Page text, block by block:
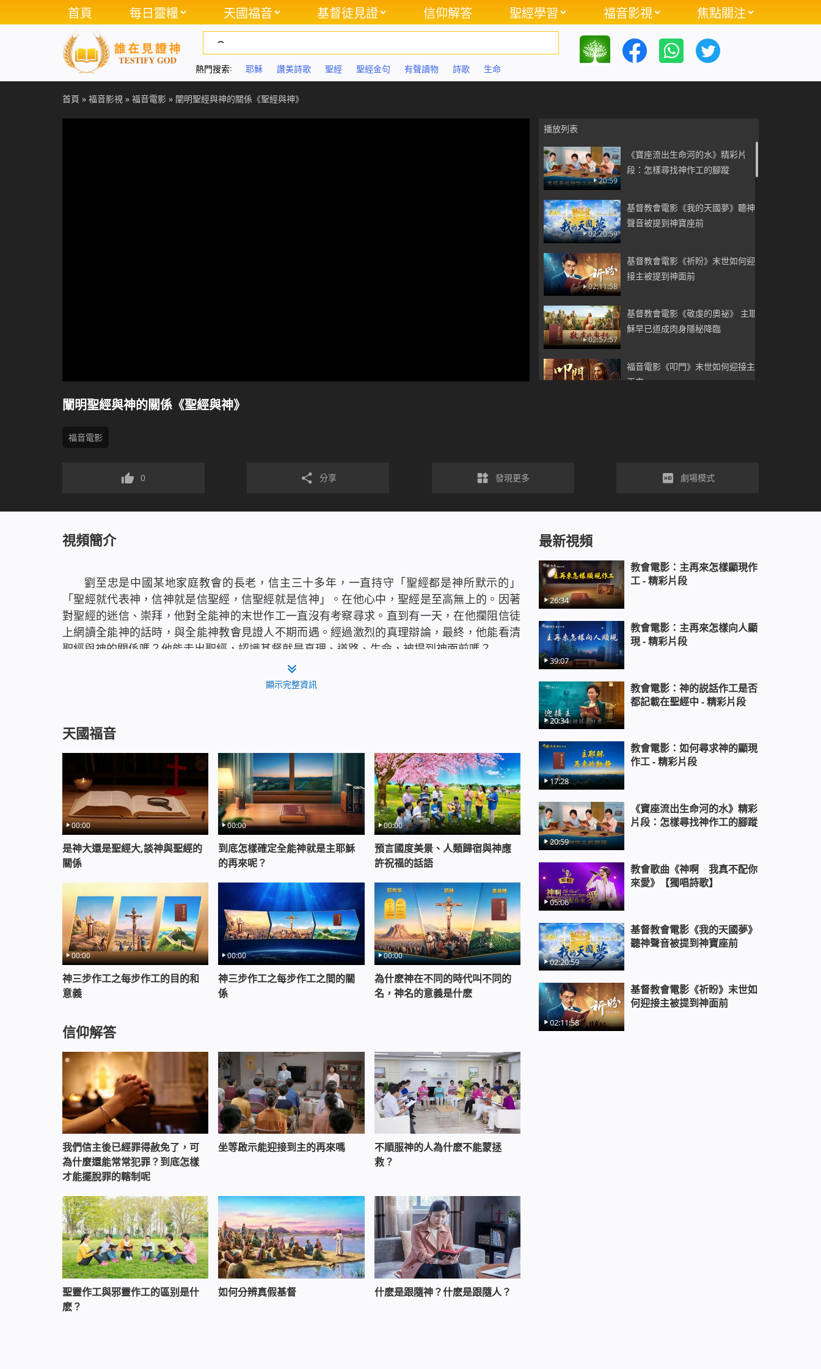
首頁 每日靈糧 天國福音 基督徒見證 信仰解答 聖經學習 福音影視 焦點關注
熱門搜索: 耶穌 讚美詩歌 聖經 聖經金句 有聲讀物 詩歌 生命
首頁 » 福音影視 » 福音電影 » 闡明聖經與神的關係《聖經與神》
播放列表
20:59
《寶座流出生命河的水》精彩片
段：怎樣尋找神作工的腳蹤
02:20:59
基督教會電影《我的天國夢》聽神
聲音被提到神寶座前
02:11:58
基督教會電影《祈盼》末世如何迎
接主被提到神面前
02:57:57
基督教會電影《敬虔的奧祕》 主耶
穌早已道成肉身隱秘降臨
福音電影《叩門》末世如何迎接主
再來
2019福音電影《肩負使命》傳揚上
01:29:57
福音電影《信神系列2：教堂倒塌之
01:24:49
基督教會見證電影《誠信不打烊》
基督徒在職場如何做到誠信為本
合唱特輯紀錄片《主宰一切的那一
位》見證造物主的全能主宰
何不能進天國
進天國
基督教會電影《打開緊箍咒》神是
基督教會電影《共產主義謠言》精
闡明聖經與神的關係《聖經與神》
福音電影
0 分享 發現更多 劇場模式
視頻簡介
劉至忠是中國某地家庭教會的長老，信主三十多年，一直持守「聖經都是神所默示的」
「聖經就代表神，信神就是信聖經，信聖經就是信神」。在他心中，聖經是至高無上的。因著
對聖經的迷信、崇拜，他對全能神的末世作工一直沒有考察尋求。直到有一天，在他攔阻信徒
上網讀全能神的話時，與全能神教會見證人不期而遇。經過激烈的真理辯論，最終，他能看清
聖經與神的關係嗎？他能走出聖經，認識基督就是真理、道路、生命，被提到神面前嗎？
顯示完整資訊
天國福音
00:00
是神大還是聖經大,談神與聖經的
關係
00:00
到底怎樣確定全能神就是主耶穌
的再來呢？
00:00
預言國度美景、人類歸宿與神應
許祝福的話語
00:00
神三步作工之每步作工的目的和
意義
00:00
神三步作工之每步作工之間的關
係
00:00
為什麽神在不同的時代叫不同的
名，神名的意義是什麽
信仰解答
我們信主後已經罪得赦免了，可
為什麼還能常常犯罪？到底怎樣
才能擺脫罪的轄制呢
坐等啟示能迎接到主的再來嗎
不順服神的人為什麽不能蒙拯
救？
聖靈作工與邪靈作工的區别是什
麽？
如何分辨真假基督 什麽是跟隨神？什麽是跟隨人？
最新視頻
26:34
教會電影：主再來怎樣顯現作
工 - 精彩片段
39:07
教會電影：主再來怎樣向人顯
現 - 精彩片段
20:34
教會電影：神的説話作工是否
都記載在聖經中 - 精彩片段
17:28
教會電影：如何尋求神的顯現
作工 - 精彩片段
20:59
《寶座流出生命河的水》精彩
片段：怎樣尋找神作工的腳蹤
05:06
教會歌曲《神啊 我真不配你
來愛》【獨唱詩歌】
02:20:59
基督教會電影《我的天國夢》
聽神聲音被提到神寶座前
02:11:58
基督教會電影《祈盼》末世如
何迎接主被提到神面前